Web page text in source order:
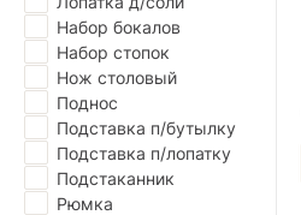
Набор бокалов
Набор стопок
Нож столовый
Поднос
Подставка п/бутылку
Подставка п/лопатку
Подстаканник
Рюмка